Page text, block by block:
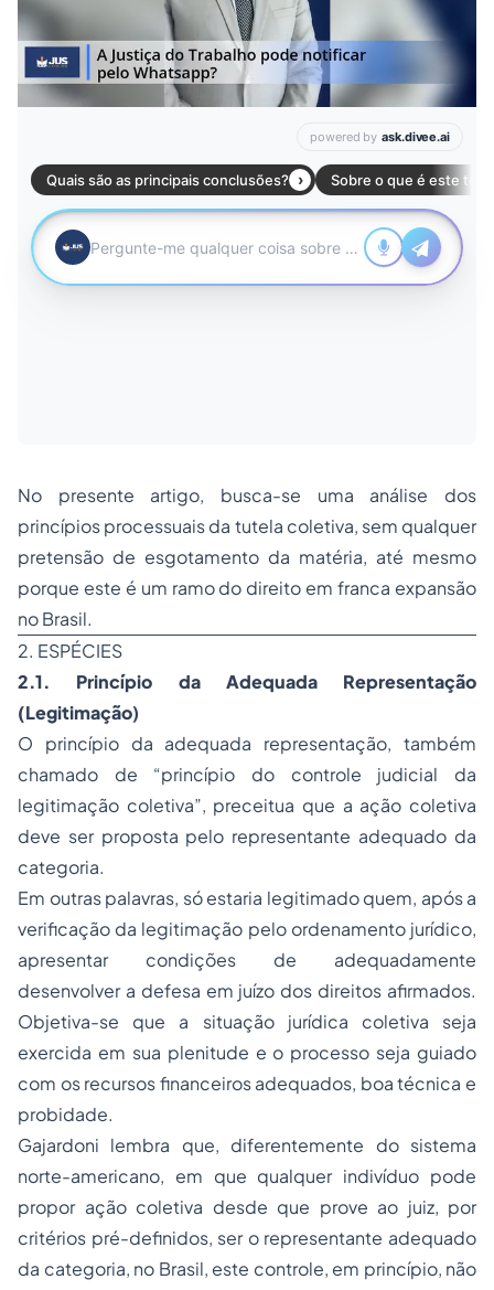
No presente artigo, busca-se uma análise dos
princípios processuais da tutela coletiva, sem qualquer
pretensão de esgotamento da matéria, até mesmo
porque este é um ramo do direito em franca expansão
no Brasil.
2. ESPÉCIES
2.1. Princípio da Adequada Representação
(Legitimação)
O princípio da adequada representação, também
chamado de “princípio do controle judicial da
legitimação coletiva”, preceitua que a ação coletiva
deve ser proposta pelo representante adequado da
categoria.
Em outras palavras, só estaria legitimado quem, após a
verificação da legitimação pelo ordenamento jurídico,
apresentar condições de adequadamente
desenvolver a defesa em juízo dos direitos afirmados.
Objetiva-se que a situação jurídica coletiva seja
exercida em sua plenitude e o processo seja guiado
com os recursos financeiros adequados, boa técnica e
probidade.
Gajardoni lembra que, diferentemente do sistema
norte-americano, em que qualquer indivíduo pode
propor ação coletiva desde que prove ao juiz, por
critérios pré-definidos, ser o representante adequado
da categoria, no Brasil, este controle, em princípio, não